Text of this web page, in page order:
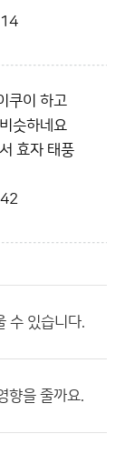
쿠이 하고
슷하네요
효자 태풍
수 있습니다.
향을 줄까요.